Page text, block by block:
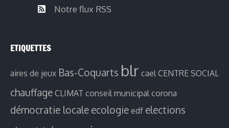
Notre flux RSS
ETIQUETTES
aires de jeux Bas-Coquarts blr cael CENTRE SOCIAL
chauffage CLIMAT conseil municipal corona
démocratie locale ecologie edf elections